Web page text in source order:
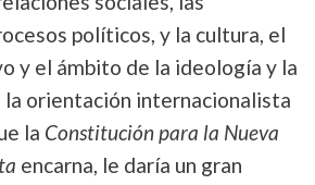
políticos, y la cultura, el
y el ámbito de la ideología y la
orientación internacionalista
la Constitución para la Nueva
encarna, le daría un gran